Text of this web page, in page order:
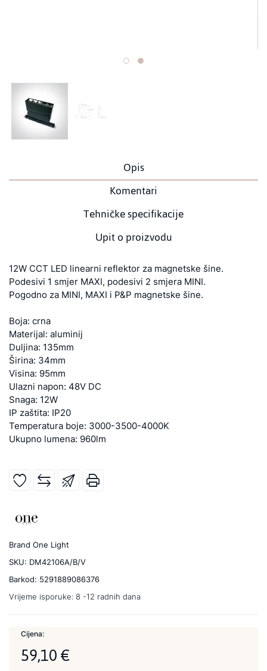
Opis
Komentari
Tehničke specifikacije
Upit o proizvodu
12W CCT LED linearni reflektor za magnetske šine.
Podesivi 1 smjer MAXI, podesivi 2 smjera MINI.
Pogodno za MINI, MAXI i P&P magnetske šine.
Boja: crna
Materijal: aluminij
Duljina: 135mm
Širina: 34mm
Visina: 95mm
Ulazni napon: 48V DC
Snaga: 12W
IP zaštita: IP20
Temperatura boje: 3000-3500-4000K
Ukupno lumena: 960lm
Brand One Light
SKU: DM42106A/B/V
Barkod: 5291889086376
Vrijeme isporuke: 8 -12 radnih dana
Cijena:
59,10 €